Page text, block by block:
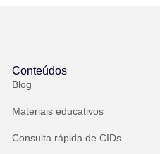
Conteúdos
Blog
Materiais educativos
Consulta rápida de CIDs